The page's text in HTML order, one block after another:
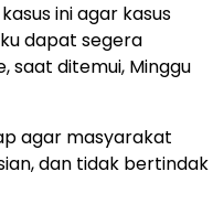
ini agar kasus
dapat segera
saat ditemui, Minggu
agar masyarakat
dan tidak bertindak